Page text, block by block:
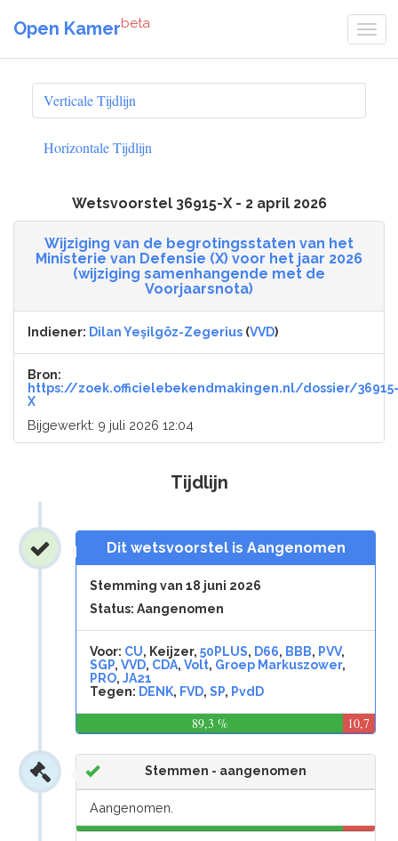
Open Kamerbeta
Verticale Tijdlijn
Horizontale Tijdlijn
Wetsvoorstel 36915-X - 2 april 2026
Wijziging van de begrotingsstaten van het
Ministerie van Defensie (X) voor het jaar 2026
(wijziging samenhangende met de
Voorjaarsnota)
Indiener: Dilan Yeşilgöz-Zegerius (VVD)
Bron:
https://zoek.officielebekendmakingen.nl/dossier/36915-
X
Bijgewerkt: 9 juli 2026 12:04
Tijdlijn
Dit wetsvoorstel is Aangenomen
Stemming van 18 juni 2026
Status: Aangenomen
Voor: CU, Keijzer,50PLUS, D66, BBB, PVV,
SGP,VVD, CDA,Volt, Groep Markuszower,
PRO,JA21
Tegen: DENK, FVD,SP, PvdD
89,3 %
10,7
Stemmen - aangenomen
Aangenomen.